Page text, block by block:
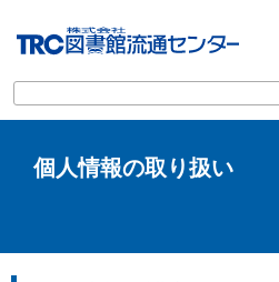
個人情報の取り扱い